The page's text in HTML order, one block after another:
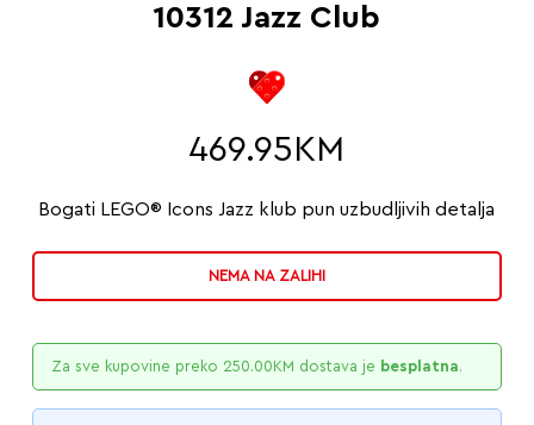
10312 Jazz Club
469.95 KM
Bogati LEGO® Icons Jazz klub pun uzbudljivih detalja
NEMA NA ZALIHI
Za sve kupovine preko 250.00KM dostava je besplatna.